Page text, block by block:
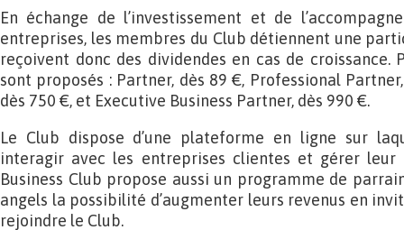
En échange de l’investissement et de
entreprises, les membres du Club détiennent une
reçoivent donc des dividendes en cas de croissance.
sont proposés : Partner, dès 89 €, Professional
dès 750 €, et Executive Business Partner, dès 990 €.
Le Club dispose d’une plateforme en ligne sur
interagir avec les entreprises clientes et gérer leur
Business Club propose aussi un programme de
angels la possibilité d’augmenter leurs revenus en
rejoindre le Club.